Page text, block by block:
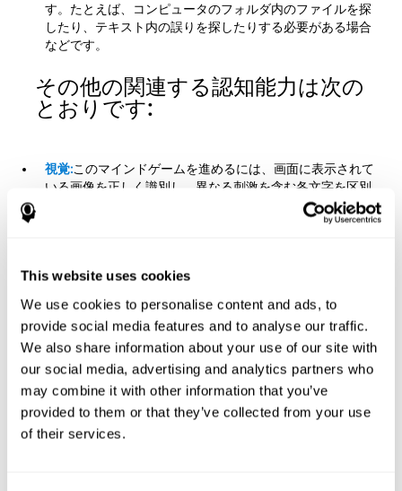
This website uses cookies
We use cookies to personalise content and ads, to
provide social media features and to analyse our traffic.
We also share information about your use of our site with
our social media, advertising and analytics partners who
may combine it with other information that you’ve
provided to them or that they’ve collected from your use
of their services.
す。たとえば、コンピュータのフォルダ内のファイルを探
したり、テキスト内の誤りを探したりする必要がある場合
などです。
その他の関連する認知能力は次の
とおりです:
視覚:このマインドゲームを進めるには、画面に表示されて
いる画像を正しく識別し、異なる刺激を含む各文字を区別
する必要があります。この練習を実践することによって、
私たちは視覚を活性化し、刺激しています。この重要な認
ての要素を識別し、それらと迅速にやりとりすることを可
動車を運転したり、さまざまな要素を正確かつ迅速に処理
したりする必要がある場合です。
計画力:
このマインドゲームのレベルを超えるためには、動
きを実行するための正しい順序を予想して決定し、できる
だけ少ない数の動きでターゲット単語を構成する文字を順
序付けて達成する必要があります。この練習を実践するこ
とによって、私たちは計画能力を活性化し、強化します。